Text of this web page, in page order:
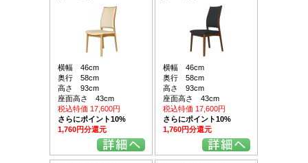
横幅 46cm
奥行 58cm
高さ 93cm
座面高さ 43cm
税込特価 17,600円
さらにポイント10%
1,760円分還元
横幅 46cm
奥行 58cm
高さ 93cm
座面高さ 43cm
税込特価 17,600円
さらにポイント10%
1,760円分還元